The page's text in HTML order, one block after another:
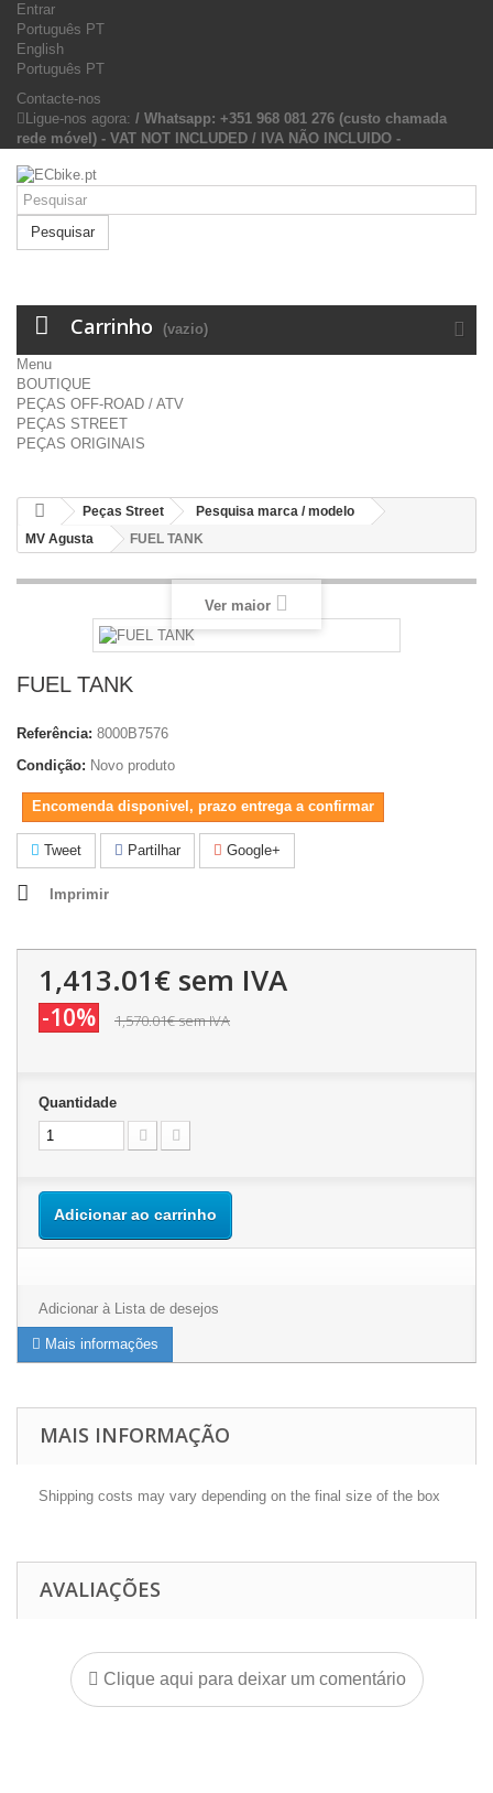
Entrar
Português PT
English
Português PT
Contacte-nos
Ligue-nos agora: / Whatsapp: +351 968 081 276 (custo chamada
rede móvel) - VAT NOT INCLUDED / IVA NÃO INCLUIDO -
Pesquisar
Carrinho (vazio)
Menu
BOUTIQUE
PEÇAS OFF-ROAD / ATV
PEÇAS STREET
PEÇAS ORIGINAIS
Peças Street
Pesquisa marca / modelo
MV Agusta
FUEL TANK
Ver maior
FUEL TANK
Referência: 8000B7576
Condição: Novo produto
Encomenda disponivel, prazo entrega a confirmar
Tweet Partilhar Google+
Imprimir
1,413.01€ sem IVA
-10% 1,570.01€sem IVA
Quantidade
Adicionar ao carrinho
Adicionar à Lista de desejos
Mais informações
MAIS INFORMAÇÃO
Shipping costs may vary depending on the final size of the box
AVALIAÇÕES
Clique aqui para deixar um comentário